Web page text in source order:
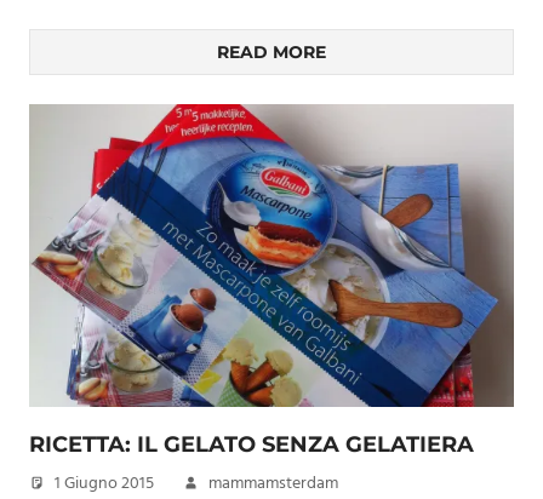
READ MORE
RICETTA: IL GELATO SENZA GELATIERA
1 Giugno 2015 mammamsterdam